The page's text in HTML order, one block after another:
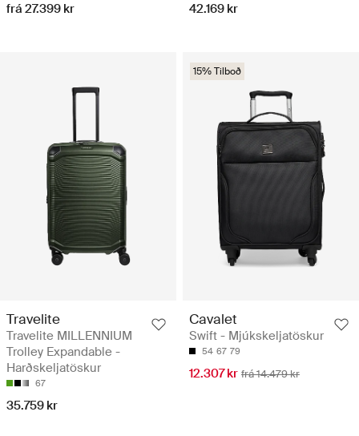
frá 27.399 kr 42.169 kr
Travelite
Travelite MILLENNIUM
Trolley Expandable -
Harðskeljatöskur
67
35.759 kr
15% Tilboð
Cavalet
Swift - Mjúkskeljatöskur
54 67 79
12.307 kr frá 14.479 kr